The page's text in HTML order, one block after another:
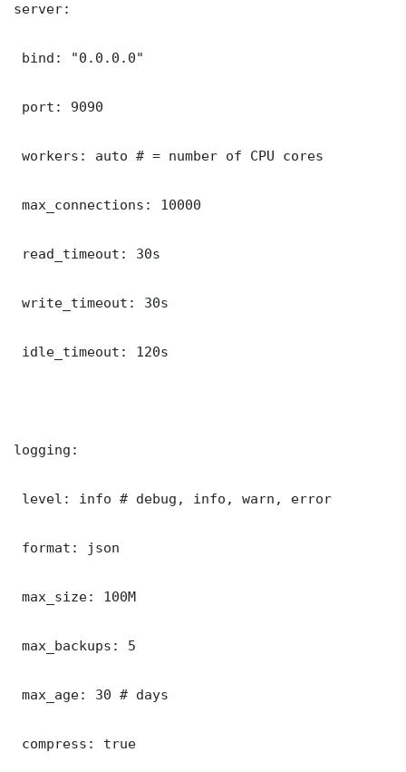
server:
bind: "0.0.0.0"
port: 9090
workers: auto # = number of CPU cores
max_connections: 10000
read_timeout: 30s
write_timeout: 30s
idle_timeout: 120s
logging:
level: info # debug, info, warn, error
format: json
max_size: 100M
max_backups: 5
max_age: 30 # days
compress: true